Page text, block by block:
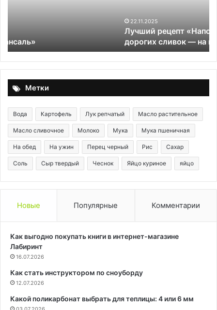
на
вкус,
как
пломбир!
Лучший рецепт «Наполеона». На воде, без
дорогих сливок — на вкус, как пломбир!
Метки
Вода Картофель Лук репчатый Масло растительное
Масло сливочное Молоко Мука Мука пшеничная
На обед На ужин Перец черный Рис Сахар
Соль Сыр твердый Чеснок Яйцо куриное яйцо
Новые Популярные Комментарии
Как выгодно покупать книги в интернет-магазине
Лабиринт
16.07.2026
Как стать инструктором по сноуборду
12.07.2026
Какой поликарбонат выбрать для теплицы: 4 или 6 мм